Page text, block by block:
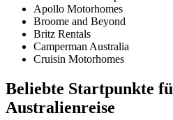
Apollo Motorhomes
Broome and Beyond
Britz Rentals
Camperman Australia
Cruisin Motorhomes
Beliebte Startpunkte
Australienreise